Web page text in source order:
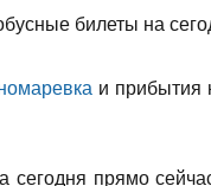
билеты на
и прибытия
сегодня прямо